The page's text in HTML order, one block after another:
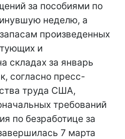
за пособиями по
неделю, а
произведенных
и
складах за январь
согласно пресс-
труда США,
требований
по безработице за
7 марта